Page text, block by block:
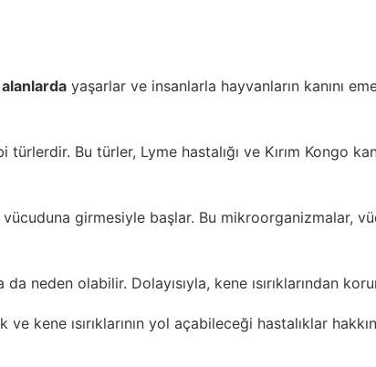
alanlarda yaşarlar ve insanlarla hayvanların kanını
Bu türler, Lyme hastalığı ve Kırım Kongo
girmesiyle başlar. Bu
da neden olabilir. Dolayısıyla, kene
ısırıklarının yol açabileceği hastalıklar